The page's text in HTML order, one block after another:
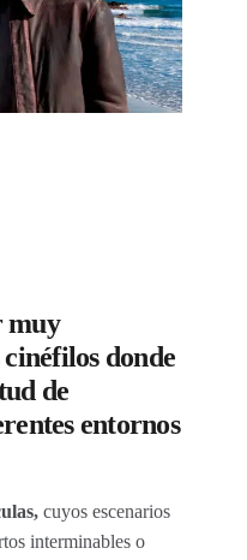
muy
donde
de
entornos
cuyos escenarios
interminables o